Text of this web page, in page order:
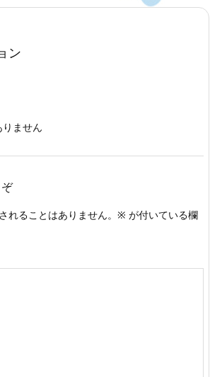
ン
ません
れることはありません。 ※ が付いている欄